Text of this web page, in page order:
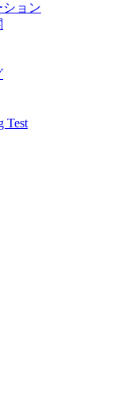
ション
Test